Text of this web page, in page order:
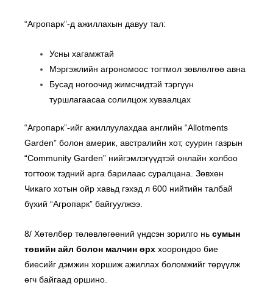
“Агропарк”-д ажиллахын давуу тал:
Усны хагамжтай
Мэргэжлийн агрономоос тогтмол зөвлөлгөө авна
Бусад ногоочид жимсчидтэй тэргүүн
туршлагаасаа солилцож хуваалцах
“Агропарк”-ийг ажиллуулахдаа английн “Allotments
Garden” болон америк, австралийн хот, суурин газрын
“Community Garden” нийгэмлэгүүдтэй онлайн холбоо
тогтоож тэдний арга барилаас суралцана. Зөвхөн
Чикаго хотын ойр хавьд гэхэд л 600 нийтийн талбай
бүхий “Агропарк” байгуулжээ.
8/ Хөтөлбөр төлөвлөгөөний үндсэн зорилго нь сумын
төвийн айл болон малчин өрх хоорондоо бие
биесийг дэмжин хоршиж ажиллах боломжийг төрүүлж
өгч байгаад оршино.